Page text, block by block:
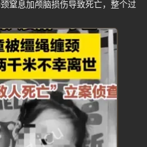
窒息加颅脑损伤导致死亡，整个过